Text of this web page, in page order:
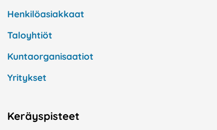
Henkilöasiakkaat
Taloyhtiöt
Kuntaorganisaatiot
Yritykset
Keräyspisteet